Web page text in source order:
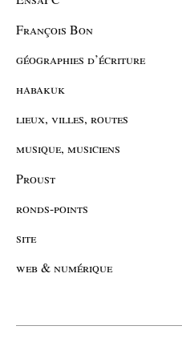
François Bon
géographies d’écriture
habakuk
lieux, villes, routes
musique, musiciens
Proust
ronds-points
site
web & numérique